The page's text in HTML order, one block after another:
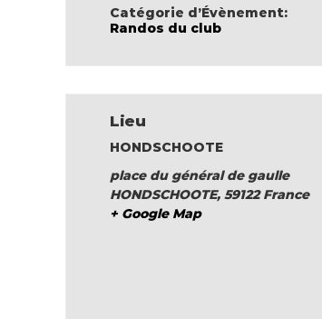
Catégorie d’Évènement:
Randos du club
Lieu
HONDSCHOOTE
place du général de gaulle
HONDSCHOOTE, 59122 France
+ Google Map